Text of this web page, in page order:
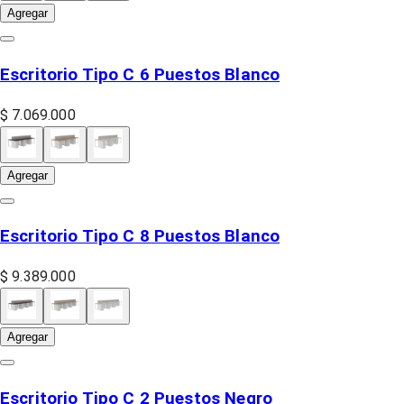
Agregar
Escritorio Tipo C 6 Puestos Blanco
$ 7.069.000
Agregar
Escritorio Tipo C 8 Puestos Blanco
$ 9.389.000
Agregar
Escritorio Tipo C 2 Puestos Negro